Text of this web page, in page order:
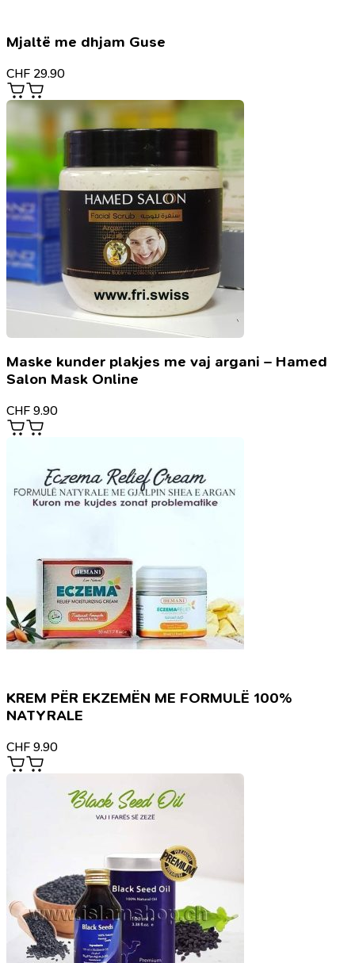
Mjaltë me dhjam Guse
CHF 29.90
Maske kunder plakjes me vaj argani – Hamed
Salon Mask Online
CHF 9.90
KREM PËR EKZEMËN ME FORMULË 100%
NATYRALE
CHF 9.90